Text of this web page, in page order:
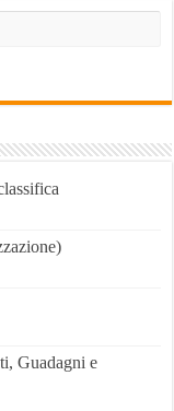
Guadagni e